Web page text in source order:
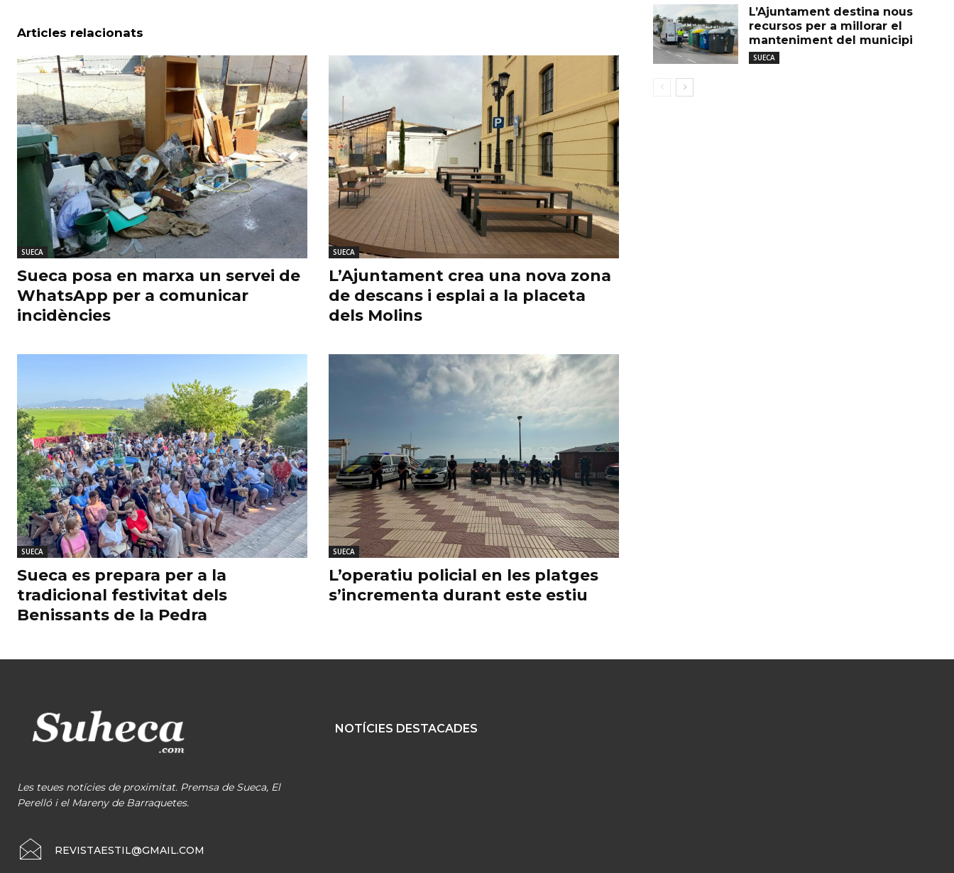
Articles relacionats
SUECA
Sueca posa en marxa un servei de
WhatsApp per a comunicar
incidències
SUECA
L’Ajuntament crea una nova zona
de descans i esplai a la placeta
dels Molins
SUECA
Sueca es prepara per a la
tradicional festivitat dels
Benissants de la Pedra
SUECA
L’operatiu policial en les platges
s’incrementa durant este estiu
L’Ajuntament destina nous
recursos per a millorar el
manteniment del municipi
SUECA
Les teues notícies de proximitat. Premsa de Sueca, El
Perelló i el Mareny de Barraquetes.
REVISTAESTIL@GMAIL.COM
NOTÍCIES DESTACADES